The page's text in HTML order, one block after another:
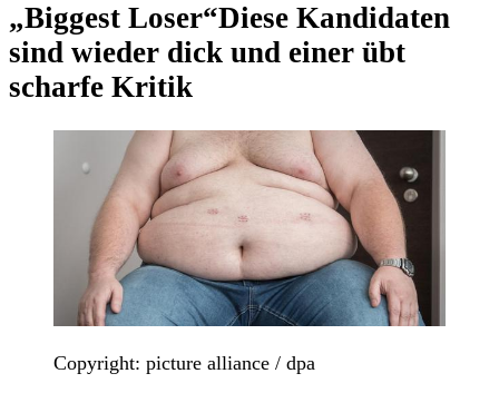
„Biggest Loser“Diese Kandidaten
sind wieder dick und einer übt
scharfe Kritik
Copyright: picture alliance / dpa